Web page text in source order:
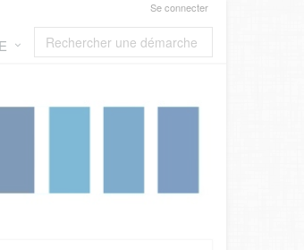
Se connecter